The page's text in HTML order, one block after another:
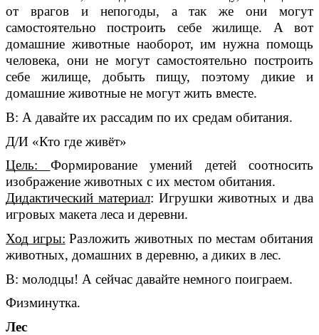
от врагов и непогоды, а так же они могут
самостоятельно построить себе жилище. А вот
домашние животные наоборот, им нужна помощь
человека, они не могут самостоятельно построить
себе жилище, добыть пищу, поэтому дикие и
домашние животные не могут жить вместе.
В: А давайте их рассадим по их средам обитания.
Д/И «Кто где живёт»
Цель: Формирование умений детей соотносить
изображение животных с их местом обитания.
Дидактический материал: Игрушки животных и два
игровых макета леса и деревни.
Ход игры: Разложить животных по местам обитания
животных, домашних в деревню, а диких в лес.
В: молодцы! А сейчас давайте немного поиграем.
Физминутка.
Лес